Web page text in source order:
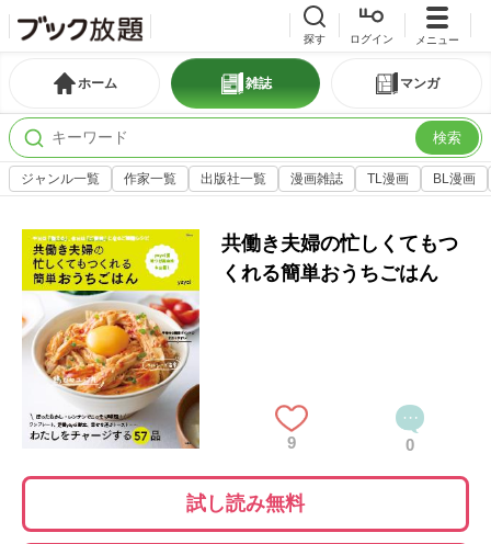
探す ログイン メニュー
ホーム 雑誌 マンガ
検索
ジャンル一覧 作家一覧 出版社一覧 漫画雑誌 TL漫画 BL漫画
共働き夫婦の忙しくてもつ
くれる簡単おうちごはん
9 0
試し読み無料